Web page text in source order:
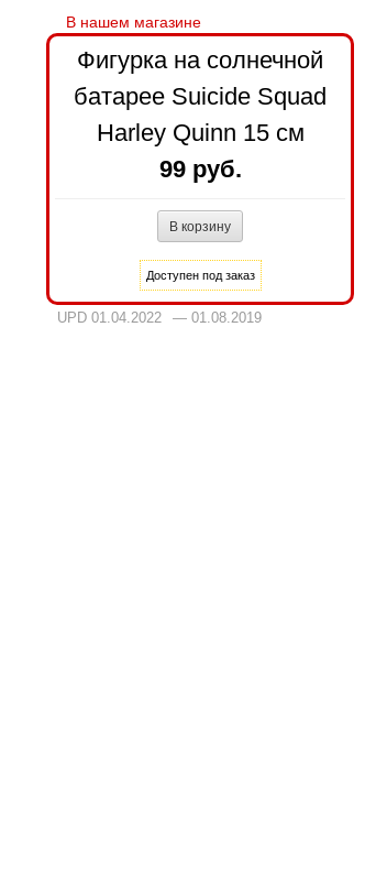
Фигурка на солнечной
батарее Suicide Squad
Harley Quinn 15 см
99 руб.
UPD 01.04.2022 — 01.08.2019